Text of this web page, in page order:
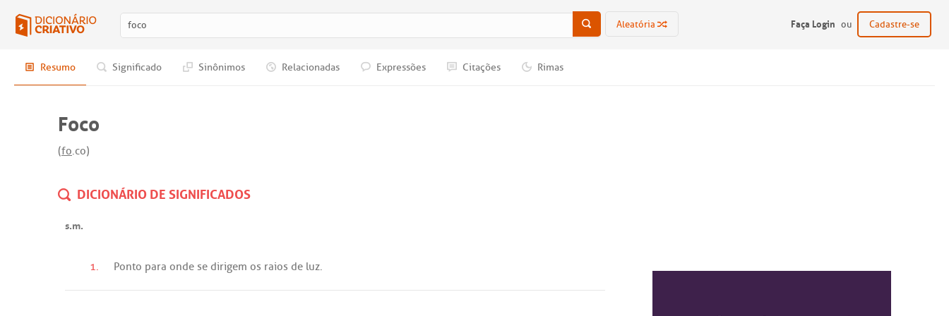
Aleatória Faça Login ou Cadastre-se
Resumo Significado Sinônimos Relacionadas Expressões Citações Rimas
Foco
(fo.co)
DICIONÁRIO DE SIGNIFICADOS
s.m.
1. Ponto para onde se dirigem os raios de luz.